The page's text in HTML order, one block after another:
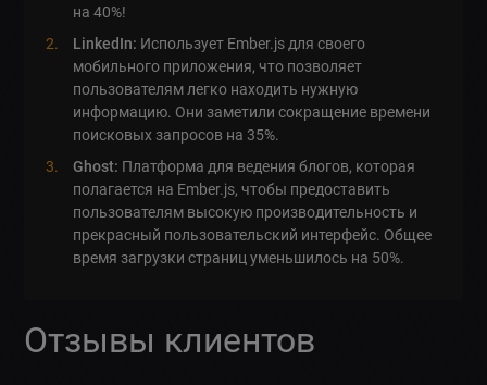
на 40%!
LinkedIn: Использует Ember.js для своего
мобильного приложения, что позволяет
пользователям легко находить нужную
информацию. Они заметили сокращение времени
поисковых запросов на 35%.
Ghost: Платформа для ведения блогов, которая
полагается на Ember.js, чтобы предоставить
пользователям высокую производительность и
прекрасный пользовательский интерфейс. Общее
время загрузки страниц уменьшилось на 50%.
Отзывы клиентов